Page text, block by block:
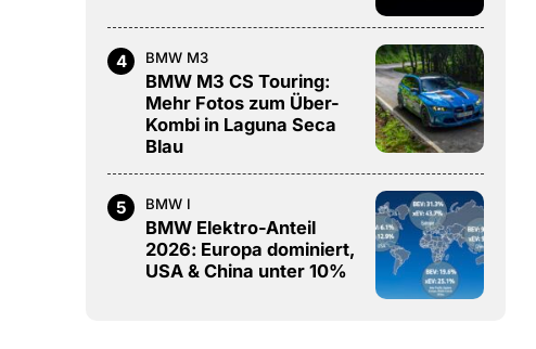
4 BMW M3
BMW M3 CS Touring:
Mehr Fotos zum Über-
Kombi in Laguna Seca
Blau
5 BMW I
BMW Elektro-Anteil
2026: Europa dominiert,
USA & China unter 10%